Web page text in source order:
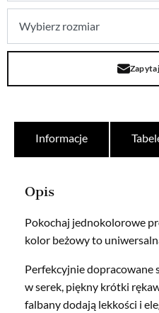
Informacje
Opis
Pokochaj jednokolorowe
kolor beżowy to
Perfekcyjnie dopracowane
w serek, piękny krótki
falbany dodają lekkości i